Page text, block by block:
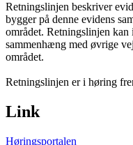
Retningslinjen beskriver
bygger på denne evidens
området. Retningslinjen kan
sammenhæng med øvrige
området.
Retningslinjen er i høring
Link
Høringsportalen